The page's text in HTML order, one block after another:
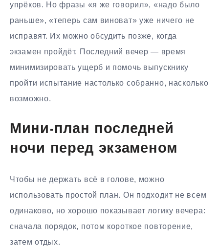
упрёков. Но фразы «я же говорил», «надо было
раньше», «теперь сам виноват» уже ничего не
исправят. Их можно обсудить позже, когда
экзамен пройдёт. Последний вечер — время
минимизировать ущерб и помочь выпускнику
пройти испытание настолько собранно, насколько
возможно.
Мини-план последней
ночи перед экзаменом
Чтобы не держать всё в голове, можно
использовать простой план. Он подходит не всем
одинаково, но хорошо показывает логику вечера:
сначала порядок, потом короткое повторение,
затем отдых.